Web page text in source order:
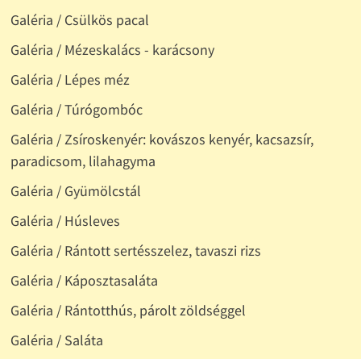
Galéria / Csülkös pacal
Galéria / Mézeskalács - karácsony
Galéria / Lépes méz
Galéria / Túrógombóc
Galéria / Zsíroskenyér: kovászos kenyér, kacsazsír,
paradicsom, lilahagyma
Galéria / Gyümölcstál
Galéria / Húsleves
Galéria / Rántott sertésszelez, tavaszi rizs
Galéria / Káposztasaláta
Galéria / Rántotthús, párolt zöldséggel
Galéria / Saláta